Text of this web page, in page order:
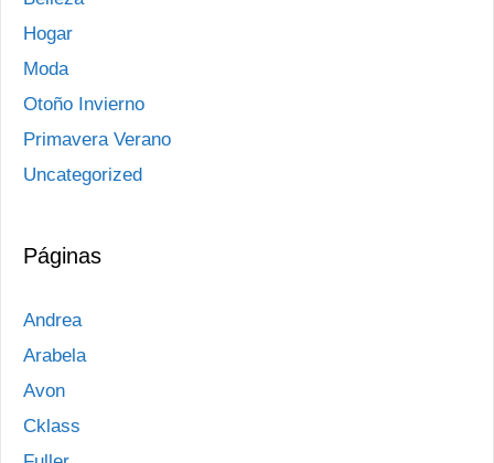
Hogar
Moda
Otoño Invierno
Primavera Verano
Uncategorized
Páginas
Andrea
Arabela
Avon
Cklass